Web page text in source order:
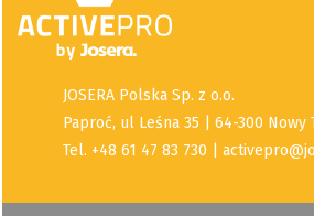
JOSERA Polska Sp. z o.o.
Paproć, ul Leśna 35 | 64-300 Nowy
Tel. +48 61 47 83 730 |